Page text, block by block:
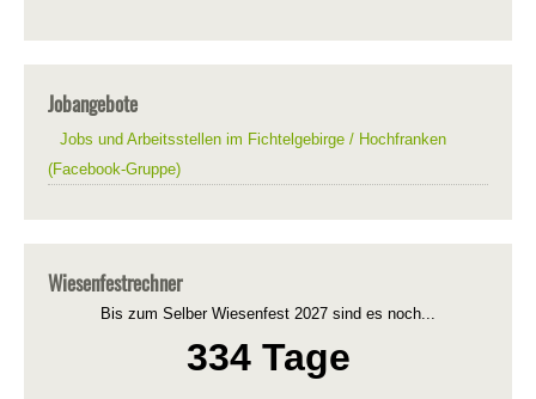
Jobangebote
Jobs und Arbeitsstellen im Fichtelgebirge / Hochfranken
(Facebook-Gruppe)
Wiesenfestrechner
Bis zum Selber Wiesenfest 2027 sind es noch...
334 Tage